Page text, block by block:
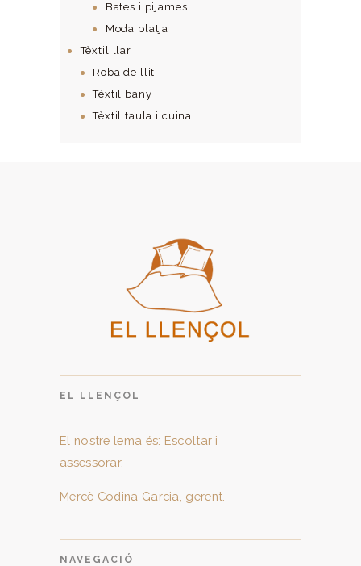
Bates i pijames
Moda platja
Tèxtil llar
Roba de llit
Tèxtil bany
Tèxtil taula i cuina
EL LLENÇOL
El nostre lema és: Escoltar i
assessorar.
Mercè Codina Garcia, gerent.
NAVEGACIÓ